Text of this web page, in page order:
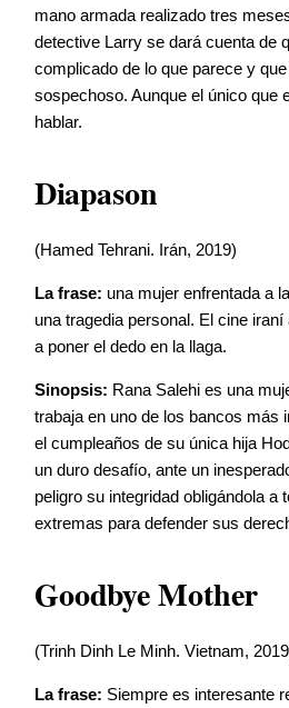
mano armada realizado tres
detective Larry se dará cuenta de
complicado de lo que parece y
sospechoso. Aunque el único que
hablar.
Diapason
(Hamed Tehrani. Irán, 2019)
La frase: una mujer enfrentada a
una tragedia personal. El cine
a poner el dedo en la llaga.
Sinopsis: Rana Salehi es una
trabaja en uno de los bancos más
el cumpleaños de su única hija
un duro desafío, ante un
peligro su integridad obligándola a
extremas para defender sus
Goodbye Mother
(Trinh Dinh Le Minh. Vietnam,
La frase: Siempre es interesante